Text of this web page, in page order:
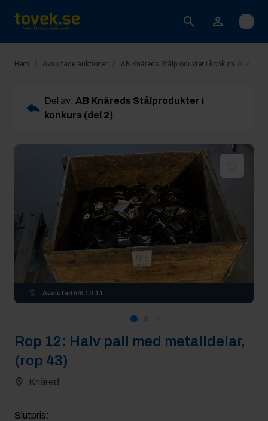
Öppna
Hem / Avslutade auktioner / AB Knäreds Stålprodukter i konkurs (del 2)
Del av: AB Knäreds Stålprodukter i
konkurs (del 2)
Avslutad 5/8 10:11
Rop 12: Halv pall med metalldelar,
(rop 43)
Knäred
Slutpris: